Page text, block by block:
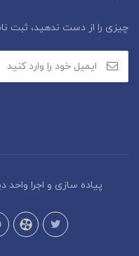
چیزی را از دست ندهید، ثبت
پیاده سازی و اجرا